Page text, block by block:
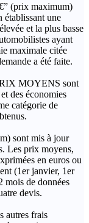
(prix maximum)
établissant une
et la plus basse
ayant
maximale citée
a été faite.
MOYENS sont
des économies
catégorie de
sont mis à jour
Les prix moyens,
en euros ou
(1er janvier, 1er
mois de données
devis.
autres frais